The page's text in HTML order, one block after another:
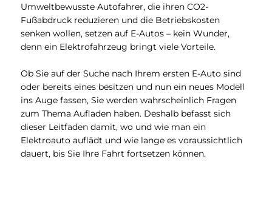
Umweltbewusste Autofahrer, die ihren CO2-
Fußabdruck reduzieren und die Betriebskosten
senken wollen, setzen auf E-Autos – kein Wunder,
denn ein Elektrofahrzeug bringt viele Vorteile.
Ob Sie auf der Suche nach Ihrem ersten E-Autosind
oder bereits eines besitzen und nun ein neues Modell
ins Auge fassen, Sie werden wahrscheinlich Fragen
zum Thema Aufladen haben. Deshalb befasst sich
dieser Leitfaden damit, wo und wie man ein
Elektroauto auflädt und wie lange es voraussichtlich
dauert, bis Sie Ihre Fahrt fortsetzen können.